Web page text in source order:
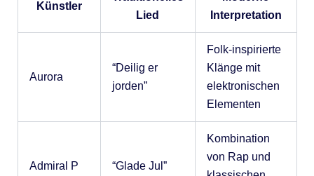
Künstler
Lied
Interpretation
Aurora
“Deilig er
jorden”
Folk-inspirierte
Klänge mit
elektronischen
Elementen
Admiral P “Glade Jul”
Kombination
von Rap und